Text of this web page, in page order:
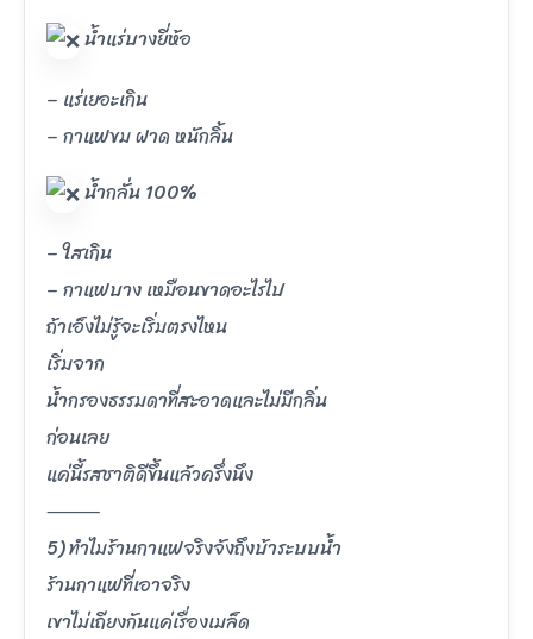
น้ำแร่บางยี่ห้อ
– แร่เยอะเกิน
– กาแฟขม ฝาด หนักลิ้น
น้ำกลั่น 100%
– ใสเกิน
– กาแฟบาง เหมือนขาดอะไรไป
ถ้าเอ็งไม่รู้จะเริ่มตรงไหน
เริ่มจาก
น้ำกรองธรรมดาที่สะอาดและไม่มีกลิ่น
ก่อนเลย
แค่นี้รสชาติดีขึ้นแล้วครึ่งนึง
⸻
5) ทำไมร้านกาแฟจริงจังถึงบ้าระบบน้ำ
ร้านกาแฟที่เอาจริง
เขาไม่เถียงกันแค่เรื่องเมล็ด